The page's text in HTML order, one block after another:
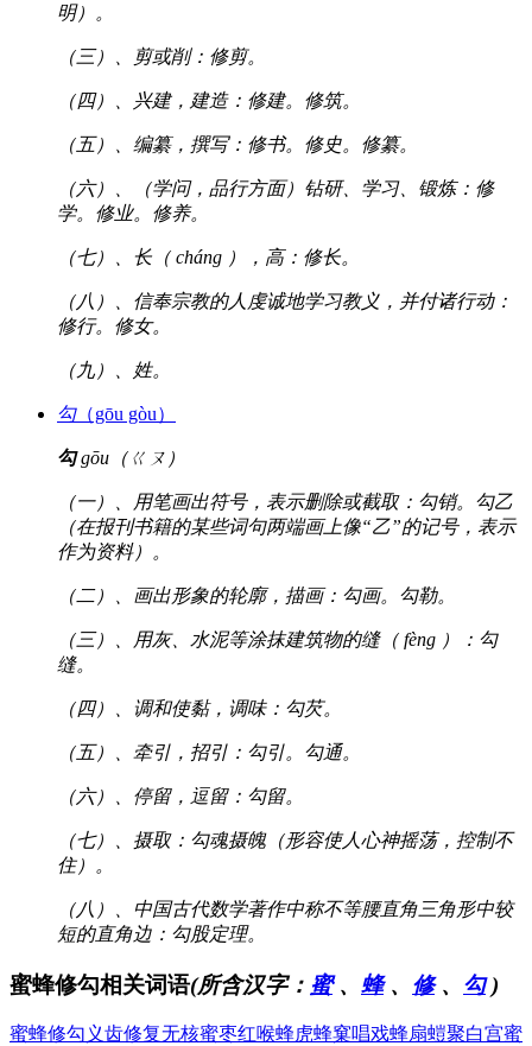
明）。
（三）、剪或削：修剪。
（四）、兴建，建造：修建。修筑。
（五）、编纂，撰写：修书。修史。修纂。
（六）、（学问，品行方面）钻研、学习、锻炼：修
学。修业。修养。
（七）、长（ cháng ），高：修长。
（八）、信奉宗教的人虔诚地学习教义，并付诸行动：
修行。修女。
（九）、姓。
勾（gōu gòu）
勾gōu（ㄍㄡ）
（一）、用笔画出符号，表示删除或截取：勾销。勾乙
（在报刊书籍的某些词句两端画上像“乙”的记号，表示
作为资料）。
（二）、画出形象的轮廓，描画：勾画。勾勒。
（三）、用灰、水泥等涂抹建筑物的缝（ fèng ）：勾
缝。
（四）、调和使黏，调味：勾芡。
（五）、牵引，招引：勾引。勾通。
（六）、停留，逗留：勾留。
（七）、摄取：勾魂摄魄（形容使人心神摇荡，控制不
住）。
（八）、中国古代数学著作中称不等腰直角三角形中较
短的直角边：勾股定理。
蜜蜂修勾相关词语(所含汉字： 蜜、 蜂、 修、 勾)
蜜蜂修勾 义齿修复无核蜜枣红喉蜂虎蜂窠唱戏蜂扇螘聚白宫蜜